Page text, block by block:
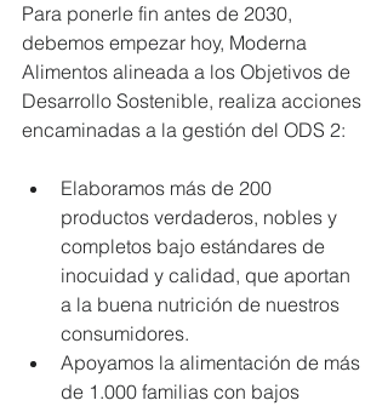
Para ponerle fin antes de 2030,
debemos empezar hoy, Moderna
Alimentos alineada a los Objetivos de
Desarrollo Sostenible, realiza acciones
encaminadas a la gestión del ODS 2:
Elaboramos más de 200
productos verdaderos, nobles y
completos bajo estándares de
inocuidad y calidad, que aportan
a la buena nutrición de nuestros
consumidores.
Apoyamos la alimentación de más
de 1.000 familias con bajos